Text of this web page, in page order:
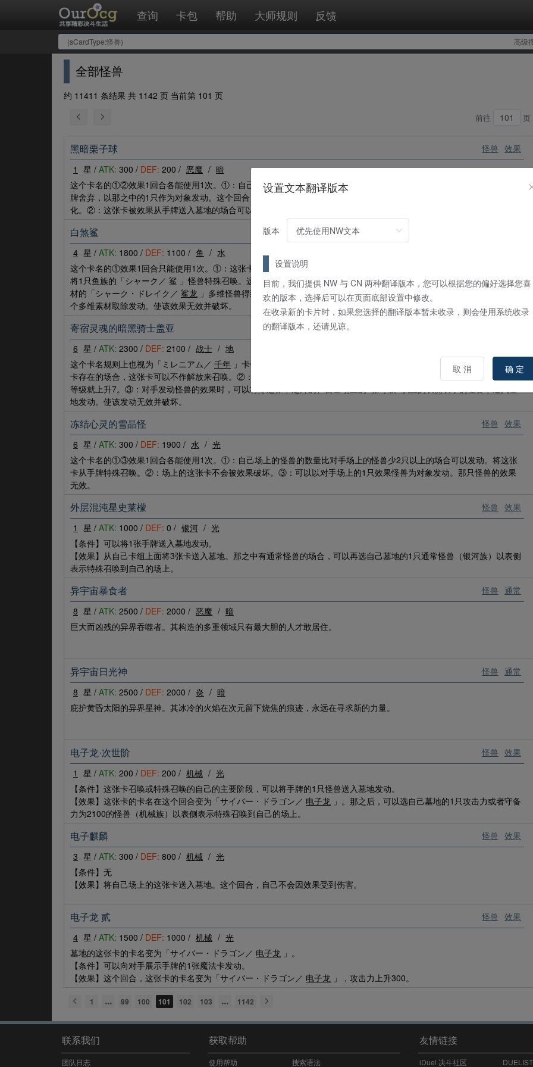
查询 卡包 帮助 大师规则 反馈
高级
全部怪兽
约 11411 条结果 共 1142 页 当前第 101 页
前往 页
怪兽 效果
黑暗栗子球
1 星 / ATK: 300 / DEF: 200 / 恶魔 / 暗
这个卡名的①②效果1回合各能使用1次。①：自己场上的恶魔族怪兽或融合怪兽成为攻击·效果的对象时，可以将这张卡从手
牌舍弃，以那之中的1只作为对象发动。这个回合，那只怪兽不会被战斗·效果破坏，那只怪兽在场上发动的效果不会被无效
化。②：这张卡被效果从手牌送入墓地的场合可以发动。从自己的卡组·墓地将1张「
白煞鲨
4 星 / ATK: 1800 / DEF: 1100 / 鱼 / 水
这个卡名的①效果1回合只能使用1次。①：这张卡召唤·特殊召唤的场合，可以将自己场上的1只鱼族怪兽解放发动。从卡组
将1只鱼族的「シャーク／ 鲨 」怪兽特殊召唤。这个回合，自己特殊召唤的只能是水属性怪兽。②：拥有这张卡作为多维素
材的「シャーク・ドレイク／ 鲨龙 」多维怪兽得到以下的效果。●1回合1次，魔法陷阱卡的效果发动时，可以将这张卡的2
个多维素材取除发动。使该效果无效并破坏。
寄宿灵魂的暗黑骑士盖亚
6 星 / ATK: 2300 / DEF: 2100 / 战士 / 地
这个卡名规则上也视为「ミレニアム／ 千年 」卡使用。这个卡名的③效果1回合只能使用1次。①：场上有等级5以上的怪兽
卡存在的场合，这张卡可以不作解放来召唤。②：只要这张卡在怪兽区存在，那期间对手以攻击表示召唤·特殊召唤的怪兽的
等级就上升7。③：对手发动怪兽的效果时，可以将除这张卡之外的、自己场上的1张等级5以上的表侧表示的怪兽卡送入墓
地发动。使该发动无效并破坏。
怪兽 效果
冻结心灵的雪晶怪
6 星 / ATK: 300 / DEF: 1900 / 水 / 光
这个卡名的①③效果1回合各能使用1次。①：自己场上的怪兽的数量比对手场上的怪兽少2只以上的场合可以发动。将这张
卡从手牌特殊召唤。②：场上的这张卡不会被效果破坏。③：可以以对手场上的1只效果怪兽为对象发动。那只怪兽的效果
无效。
怪兽 效果
外层混沌星史莱檬
1 星 / ATK: 1000 / DEF: 0 / 银河 / 光
【条件】可以将1张手牌送入墓地发动。
【效果】从自己卡组上面将3张卡送入墓地。那之中有通常怪兽的场合，可以再选自己墓地的1只通常怪兽（银河族）以表侧
表示特殊召唤到自己的场上。
怪兽 通常
异宇宙暴食者
8 星 / ATK: 2500 / DEF: 2000 / 恶魔 / 暗
巨大而凶残的异界吞噬者。其构造的多重领域只有最大胆的人才敢居住。
怪兽 通常
异宇宙日光神
8 星 / ATK: 2500 / DEF: 2000 / 炎 / 暗
庇护黄昏太阳的异界星神。其冰冷的火焰在次元留下烧焦的痕迹，永远在寻求新的力量。
怪兽 效果
电子龙·次世阶
1 星 / ATK: 200 / DEF: 200 / 机械 / 光
【条件】这张卡召唤或特殊召唤的自己的主要阶段，可以将手牌的1只怪兽送入墓地发动。
【效果】这张卡的卡名在这个回合变为「サイバー・ドラゴン／ 电子龙 」。那之后，可以选自己墓地的1只攻击力或者守备
力为2100的怪兽（机械族）以表侧表示特殊召唤到自己的场上。
怪兽 效果
电子麒麟
3 星 / ATK: 300 / DEF: 800 / 机械 / 光
【条件】无
【效果】将自己场上的这张卡送入墓地。这个回合，自己不会因效果受到伤害。
怪兽 效果
电子龙 贰
4 星 / ATK: 1500 / DEF: 1000 / 机械 / 光
墓地的这张卡的卡名变为「サイバー・ドラゴン／ 电子龙 」。
【条件】可以向对手展示手牌的1张魔法卡发动。
【效果】这个回合，这张卡的卡名变为「サイバー・ドラゴン／ 电子龙 」，攻击力上升300。
1 99 100 101 102 103 1142
联系我们
团队日志
获取帮助
使用帮助 搜索语法
友情链接
iDuel 决斗社区
设置文本翻译版本
版本
设置说明
目前，我们提供 NW 与 CN 两种翻译版本，您可以根据您的偏好选择您喜
欢的版本，选择后可以在页面底部设置中修改。
在收录新的卡片时，如果您选择的翻译版本暂未收录，则会使用系统收录
的翻译版本，还请见谅。
取 消 确 定